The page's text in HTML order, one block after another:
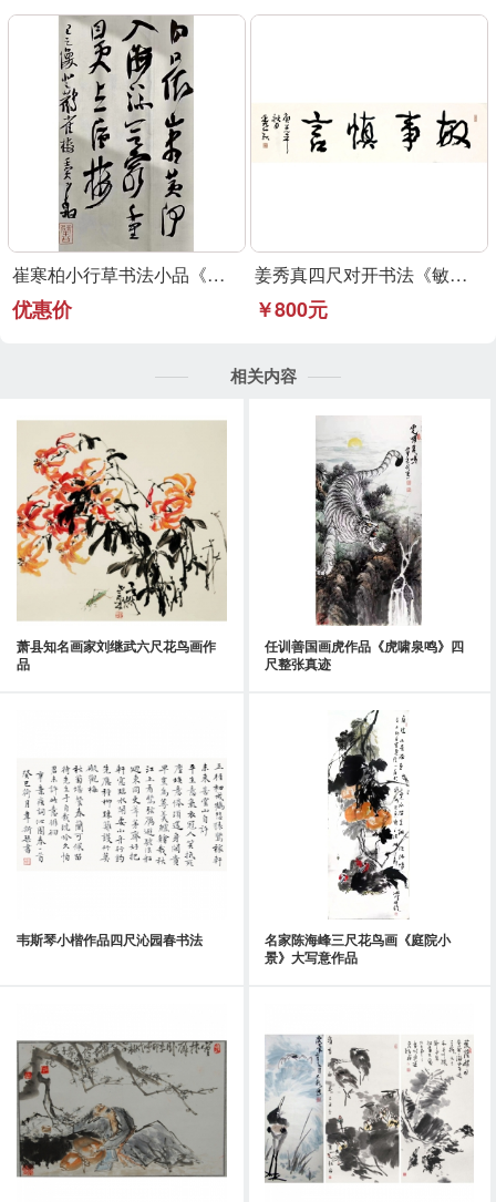
崔寒柏小行草书法小品《登鹳雀楼》可定制
优惠价
姜秀真四尺对开书法《敏事慎言》行草书法作品
￥800元
相关内容
萧县知名画家刘继武六尺花鸟画作
品
任训善国画虎作品《虎啸泉鸣》四
尺整张真迹
韦斯琴小楷作品四尺沁园春书法
名家陈海峰三尺花鸟画《庭院小
景》大写意作品